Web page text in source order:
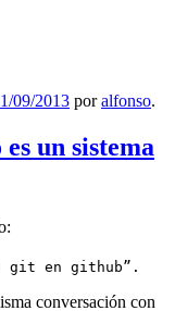
09/2013 poralfonso.
un sistema
git en github”.
conversación con